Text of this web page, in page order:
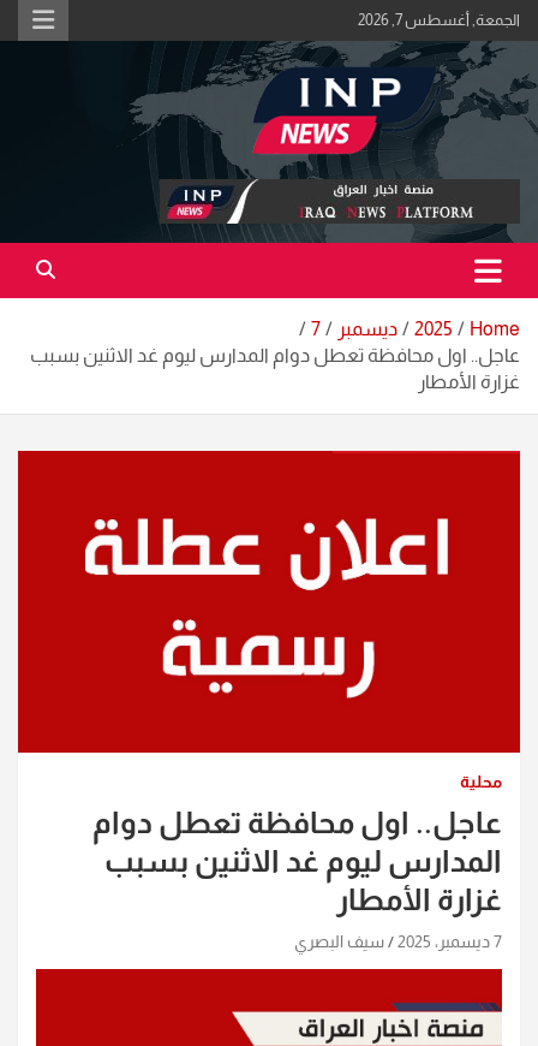
Skip
to
content
الجمعة, أغسطس 7, 2026
منصة اخبار العراق
اكبر منصة خبرية في العراق | #الحقيقة_اولاً
Home
2025 ديسمبر
7
عاجل.. اول محافظة تعطل دوام المدارس ليوم غد الاثنين بسبب
غزارة الأمطار
محلية
عاجل.. اول محافظة تعطل دوام
المدارس ليوم غد الاثنين بسبب
غزارة الأمطار
7 ديسمبر، 2025 سيف البصري